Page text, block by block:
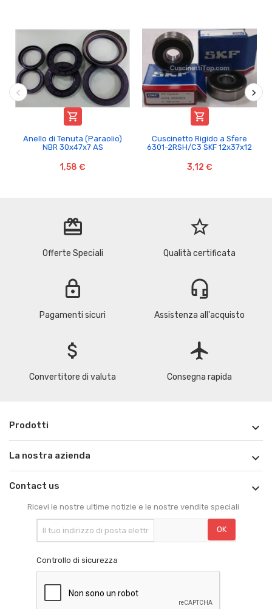

Anello di Tenuta (Paraolio)
NBR 30x47x7 AS
1,58 €

Cuscinetto Rigido a Sfere
6301-2RSH/C3 SKF 12x37x12
3,12 €
redeem
Offerte Speciali
star_border
Qualità certificata
lock
Pagamenti sicuri
headset_mic
Assistenza all'acquisto
attach_money
Convertitore di valuta
flight
Consegna rapida
Prodotti 
La nostra azienda 
Contact us 
Ricevi le nostre ultime notizie e le nostre vendite speciali
Controllo di sicurezza